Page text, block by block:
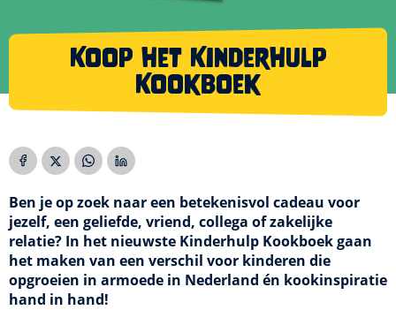
Koop het Kinderhulp
Kookboek
Ben je op zoek naar een betekenisvol cadeau voor
jezelf, een geliefde, vriend, collega of zakelijke
relatie? In het nieuwste Kinderhulp Kookboek gaan
het maken van een verschil voor kinderen die
opgroeien in armoede in Nederland én kookinspiratie
hand in hand!